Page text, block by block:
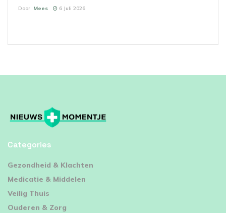
Door Mees 6 Juli 2026
Categories
⁠Gezondheid & Klachten
Medicatie & Middelen
Veilig Thuis
Ouderen & Zorg